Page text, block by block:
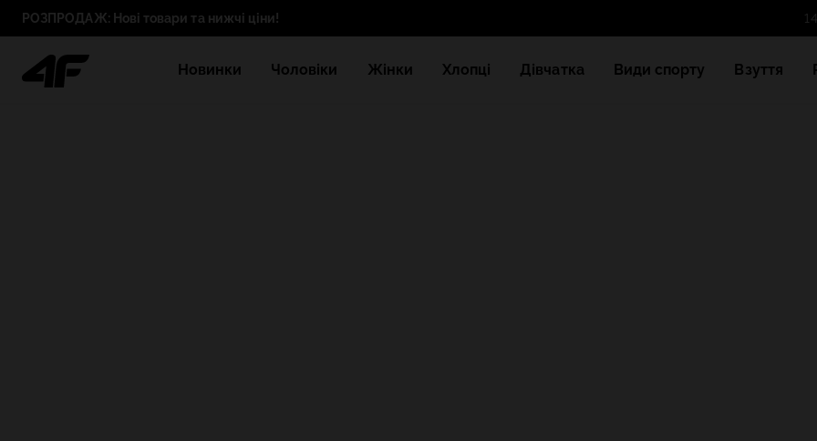
РОЗПРОДАЖ: Нові товари та нижчі ціни!
Новинки Чоловіки Жінки Хлопці Дівчатка Види спорту Взуття